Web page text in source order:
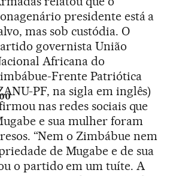
presidente está a
mas sob custódia. O
governista União
Africana do
Frente Patriótica
PF, na sigla em inglês)
nas redes sociais que
e sua mulher foram
“Nem o Zimbábue nem
de Mugabe e de sua
o partido em um tuíte. A